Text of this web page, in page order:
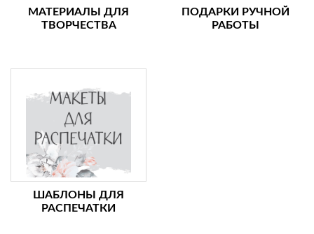
МАТЕРИАЛЫ ДЛЯ
ТВОРЧЕСТВА
ПОДАРКИ РУЧНОЙ
РАБОТЫ
ШАБЛОНЫ ДЛЯ
РАСПЕЧАТКИ